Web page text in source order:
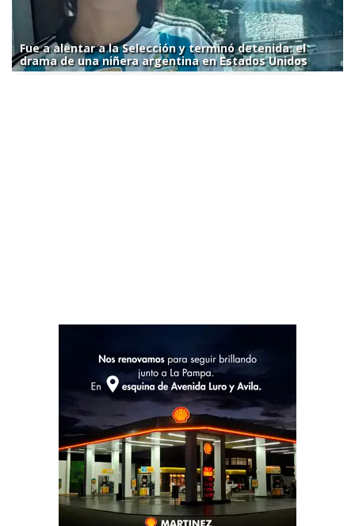
Fue a alentar a la Selección y terminó detenida: el
drama de una niñera argentina en Estados Unidos